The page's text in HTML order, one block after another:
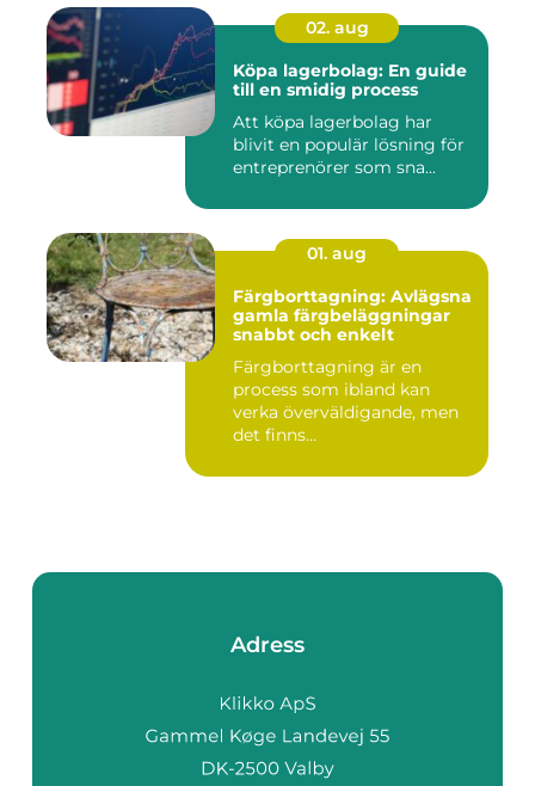
02. aug
Köpa lagerbolag: En guide
till en smidig process
Att köpa lagerbolag har
blivit en populär lösning för
entreprenörer som sna...
01. aug
Färgborttagning: Avlägsna
gamla färgbeläggningar
snabbt och enkelt
Färgborttagning är en
process som ibland kan
verka överväldigande, men
det finns...
Adress